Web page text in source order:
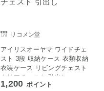
リコメン堂
アイリスオーヤマ ワイドチェ
スト 3段 収納ケース 衣類収納
衣装ケース リビングチェスト
クリアチェスト 引出し
1,200 ポイント